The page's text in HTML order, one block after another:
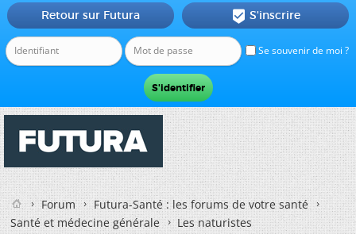
Se souvenir de moi ?
Retour sur Futura  S'inscrire
Forum
Futura-Santé : les forums de votre santé
Santé et médecine générale
Les naturistes